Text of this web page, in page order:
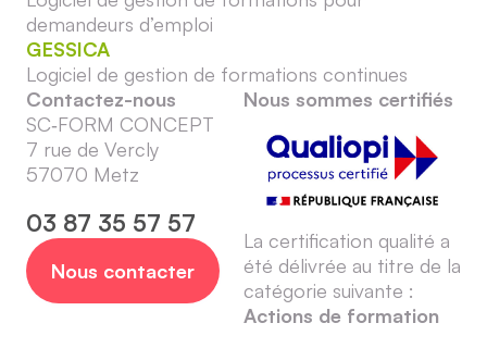
demandeurs d’emploi
GESSICA
Logiciel de gestion de formations continues
Contactez-nous
SC‑FORM CONCEPT
7 rue de Vercly
57070 Metz
03 87 35 57 57
Nous contacter
Nous sommes certifiés
La certification qualité a
été délivrée au titre de la
catégorie suivante :
Actions de formation